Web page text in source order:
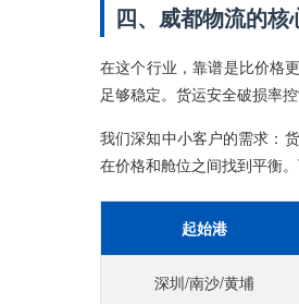
四、威都物流的核
在这个行业，靠谱是比价格
足够稳定。货运安全破损率
我们深知中小客户的需求：
在价格和舱位之间找到平衡
起始港
深圳/南沙/黄埔